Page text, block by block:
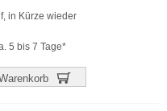
in Kürze wieder
5 bis 7 Tage*